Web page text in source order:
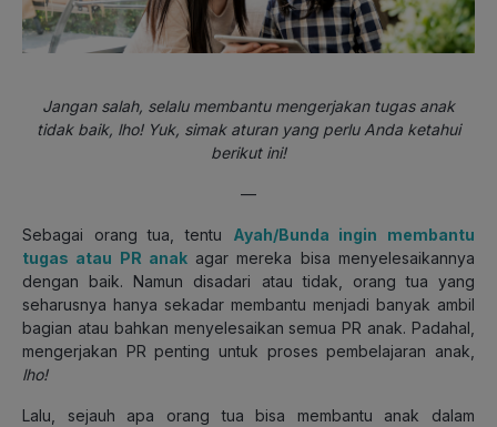
Jangan salah, selalu membantu mengerjakan tugas anak
tidak baik, lho! Yuk, simak aturan yang perlu Anda ketahui
berikut ini!
—
Sebagai orang tua, tentu Ayah/Bunda ingin membantu
tugas atau PR anakagar mereka bisa menyelesaikannya
dengan baik. Namun disadari atau tidak, orang tua yang
seharusnya hanya sekadar membantu menjadi banyak ambil
bagian atau bahkan menyelesaikan semua PR anak. Padahal,
mengerjakan PR penting untuk proses pembelajaran anak
lho!
Lalu, sejauh apa orang tua bisa membantu anak dalam